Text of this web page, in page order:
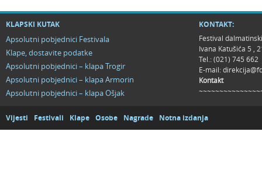
KLAPSKI KUTAK
Apsolutni pobjednici Festivala
Klape, dostavite podatke
Apsolutni pobjednici – klapa Trogir
Apsolutni pobjednici – klapa Armorin
Apsolutni pobjednici – klapa Ošjak
KONTAKT:
Festival
Ivana Katušića 5 ,
Tel.: (021) 745 662
E-mail:
Kontakt
Vijesti Festivali Klape Osobe Nagrade Notna izdanja